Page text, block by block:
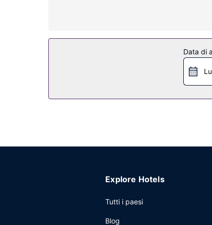
Ristorante
Muthu Glasgow River Hotel vanta un buon
colazione all'inglese è disponibile a
Data di
Explore Hotels
Tutti i paesi
Blog